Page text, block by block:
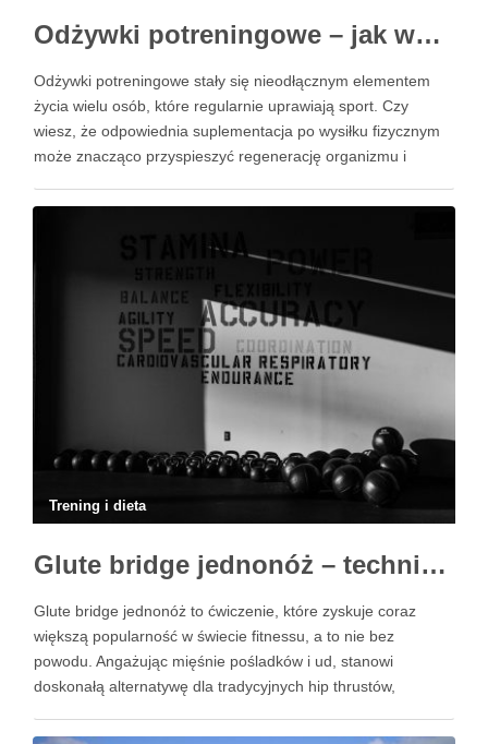
Odżywki potreningowe – jak wspierać regenerację po treningu?
Odżywki potreningowe stały się nieodłącznym elementem
życia wielu osób, które regularnie uprawiają sport. Czy
wiesz, że odpowiednia suplementacja po wysiłku fizycznym
może znacząco przyspieszyć regenerację organizmu i
preparaty, bogate w białko, węglowodany i inne składniki
Trening i dieta
Glute bridge jednonóż – technika, korzyści i błędy do uniknięcia
Glute bridge jednonóż to ćwiczenie, które zyskuje coraz
większą popularność w świecie fitnessu, a to nie bez
powodu. Angażując mięśnie pośladków i ud, stanowi
doskonałą alternatywę dla tradycyjnych hip thrustów,
Wykonywane w pozycji leżącej, z jedną nogą uniesioną,